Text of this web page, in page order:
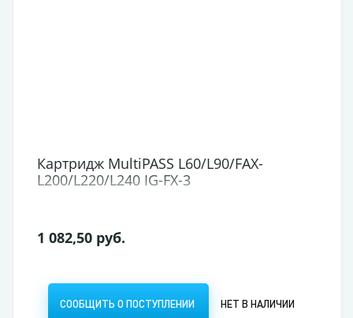
Картридж MultiPASS L60/L90/FAX-
L200/L220/L240 IG-FX-3
1 082,50 руб.
СООБЩИТЬ О ПОСТУПЛЕНИИ НЕТ В НАЛИЧИИ